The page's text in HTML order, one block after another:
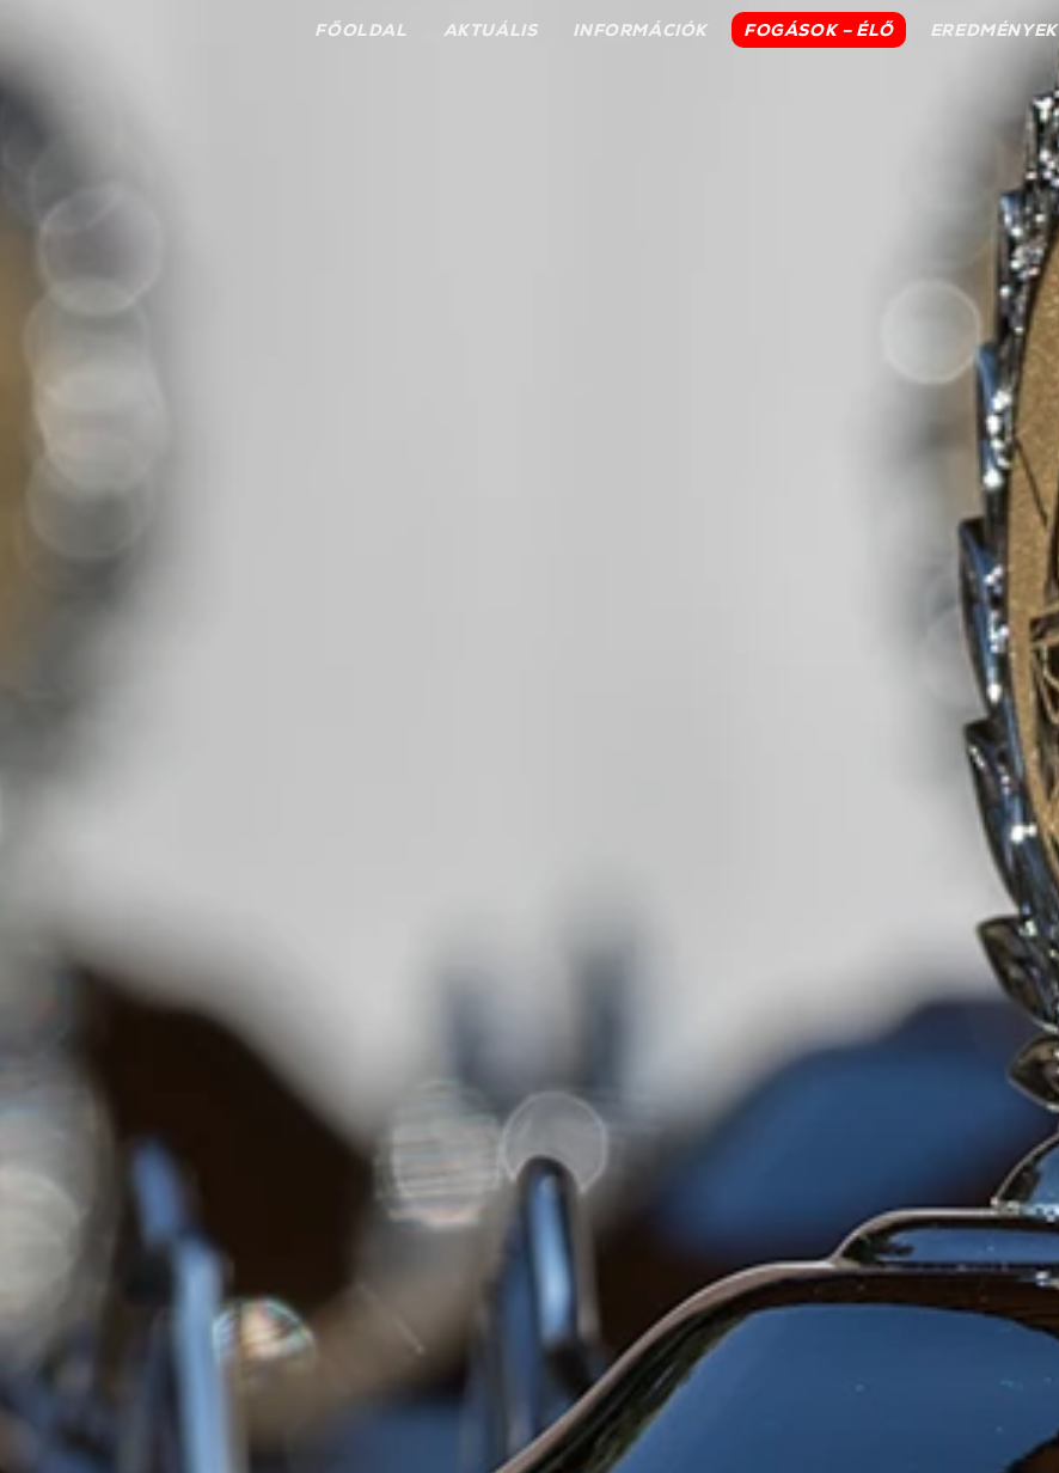
FŐOLDAL AKTUÁLIS INFORMÁCIÓK FOGÁSOK – ÉLŐ EREDMÉNYEK